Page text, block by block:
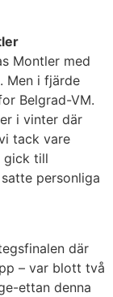
Montler med
Men i fjärde
Belgrad-VM.
i vinter där
tack vare
gick till
personliga
där
– var blott två
ettan denna